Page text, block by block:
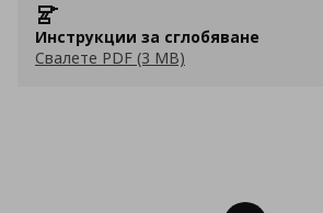
Инструкции за сглобяване
Свалете PDF (3 MB)